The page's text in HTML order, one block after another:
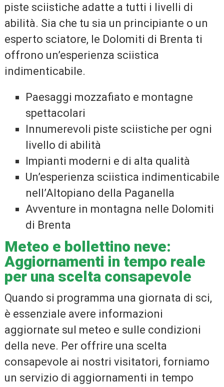
piste sciistiche adatte a tutti i livelli di
abilità. Sia che tu sia un principiante o un
esperto sciatore, le Dolomiti di Brenta ti
offrono un’esperienza sciistica
indimenticabile.
Paesaggi mozzafiato e montagne
spettacolari
Innumerevoli piste sciistiche per ogni
livello di abilità
Impianti moderni e di alta qualità
Un’esperienza sciistica indimenticabile
nell’Altopiano della Paganella
Avventure in montagna nelle Dolomiti
di Brenta
Meteo e bollettino neve:
Aggiornamenti in tempo reale
per una scelta consapevole
Quando si programma una giornata di sci,
è essenziale avere informazioni
aggiornate sul meteo e sulle condizioni
della neve. Per offrire una scelta
consapevole ai nostri visitatori, forniamo
un servizio di aggiornamenti in tempo